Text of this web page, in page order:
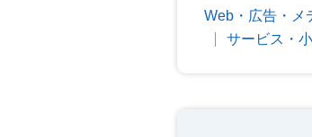
Web・広告・メ
サービス・